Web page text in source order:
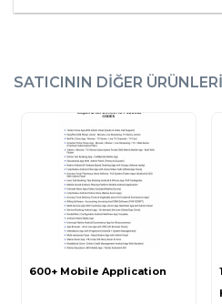
SATICININ DIĞER ÜRÜNLERI
600+ Mobile Application